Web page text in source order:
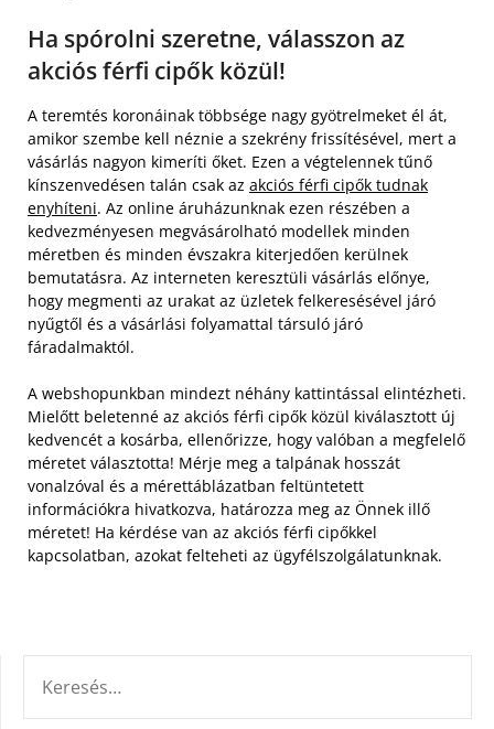
Ha spórolni szeretne, válasszon az
akciós férfi cipők közül!
A teremtés koronáinak többsége nagy gyötrelmeket él át,
amikor szembe kell néznie a szekrény frissítésével, mert a
vásárlás nagyon kimeríti őket. Ezen a végtelennek tűnő
kínszenvedésen talán csak az akciós férfi cipők tudnak
enyhíteni. Az online áruházunknak ezen részében a
kedvezményesen megvásárolható modellek minden
méretben és minden évszakra kiterjedően kerülnek
bemutatásra. Az interneten keresztüli vásárlás előnye,
hogy megmenti az urakat az üzletek felkeresésével járó
nyűgtől és a vásárlási folyamattal társuló járó
fáradalmaktól.
A webshopunkban mindezt néhány kattintással elintézheti.
Mielőtt beletenné az akciós férfi cipők közül kiválasztott új
kedvencét a kosárba, ellenőrizze, hogy valóban a megfelelő
méretet választotta! Mérje meg a talpának hosszát
vonalzóval és a mérettáblázatban feltüntetett
információkra hivatkozva, határozza meg az Önnek illő
méretet! Ha kérdése van az akciós férfi cipőkkel
kapcsolatban, azokat felteheti az ügyfélszolgálatunknak.